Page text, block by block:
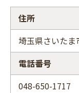
住所
埼玉県さいた
電話番号
048-650-1717